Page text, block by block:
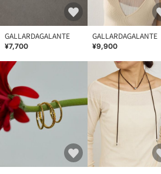
GALLARDAGALANTE
¥7,700
GALLARDAGALANTE
¥9,900